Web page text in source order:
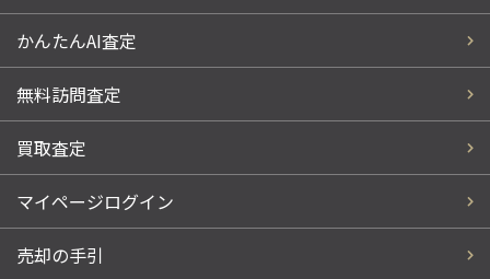
かんたんAI査定
無料訪問査定
買取査定
マイページログイン
売却の手引